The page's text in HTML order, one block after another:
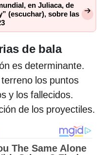
en Juliaca, de
(escuchar), sobre las
de bala
es determinante.
los puntos
y los fallecidos.
de los proyectiles.